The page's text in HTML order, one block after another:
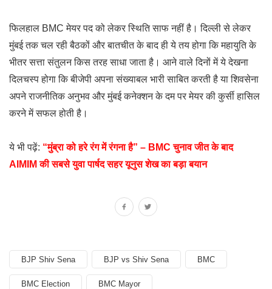
फिलहाल BMC मेयर पद को लेकर स्थिति साफ नहीं है। दिल्ली से लेकर
मुंबई तक चल रही बैठकों और बातचीत के बाद ही ये तय होगा कि महायुति के
भीतर सत्ता संतुलन किस तरह साधा जाता है। आने वाले दिनों में ये देखना
दिलचस्प होगा कि बीजेपी अपना संख्याबल भारी साबित करती है या शिवसेना
अपने राजनीतिक अनुभव और मुंबई कनेक्शन के दम पर मेयर की कुर्सी हासिल
करने में सफल होती है।
ये भी पढ़ें: “मुंब्रा को हरे रंग में रंगना है” – BMC चुनाव जीत के बाद
AIMIM की सबसे युवा पार्षद सहर यूनुस शेख का बड़ा बयान
BJP Shiv Sena BJP vs Shiv Sena BMC
BMC Election BMC Mayor